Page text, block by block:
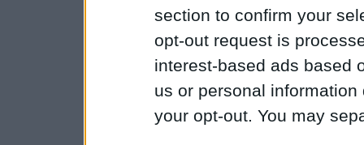
section to confirm your
opt-out request is
interest-based ads based
us or personal
your opt-out. You may